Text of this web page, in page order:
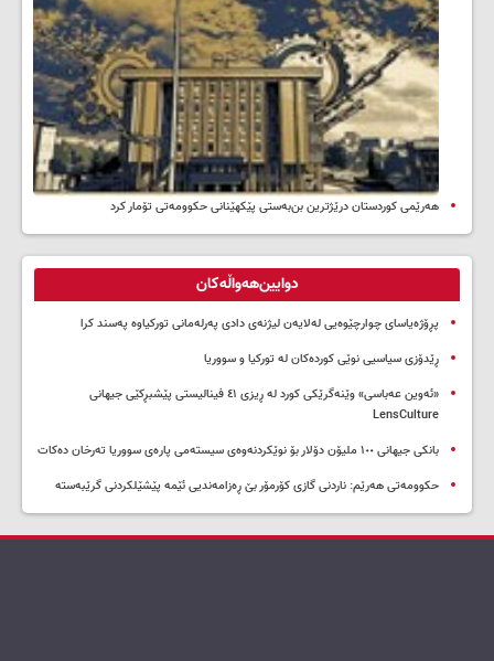
هەرێمی کوردستان درێژترین بن‌بەستی پێکهێنانی حکوومەتی تۆمار کرد
دوایین‌هەواڵەکان
پڕۆژەیاسای چوارچێوەیی لەلایەن لیژنەی دادی پەرلەمانی تورکیاوە پەسند کرا
ڕێدۆزی سیاسیی نوێی کوردەکان لە تورکیا و سووریا
«ئەوین عەباسی» وێنەگرێکی کورد لە ڕیزی ٤١ فینالیستی پێشبڕکێی جیهانی
LensCulture
بانکی جیهانی ١٠٠ ملیۆن دۆلار بۆ نوێکردنەوەی سیستەمی پارەی سووریا تەرخان دەکات
حکوومەتی هەرێم: ناردنی گازی کۆرمۆر بێ ڕەزامەندیی ئێمە پێشێلکردنی گرێبەستە